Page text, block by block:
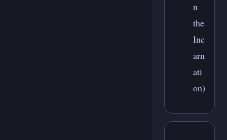
n
the
Inc
arn
ati
on)